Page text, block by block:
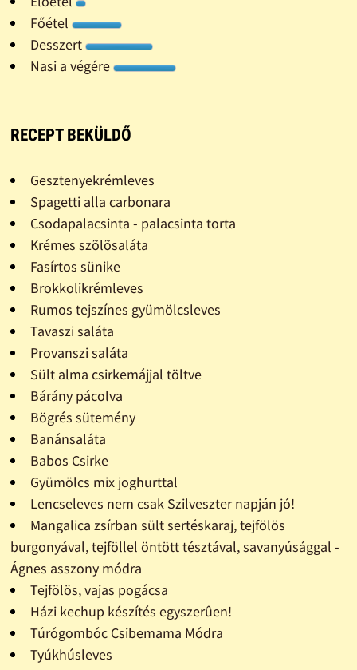
Főétel
Desszert
Nasi a végére
RECEPT BEKÜLDŐ
Gesztenyekrémleves
Spagetti alla carbonara
Csodapalacsinta - palacsinta torta
Krémes szõlõsaláta
Fasírtos sünike
Brokkolikrémleves
Rumos tejszínes gyümölcsleves
Tavaszi saláta
Provanszi saláta
Sült alma csirkemájjal töltve
Bárány pácolva
Bögrés sütemény
Banánsaláta
Babos Csirke
Gyümölcs mix joghurttal
Lencseleves nem csak Szilveszter napján jó!
Mangalica zsírban sült sertéskaraj, tejfölös
burgonyával, tejföllel öntött tésztával, savanyúsággal -
Ágnes asszony módra
Tejfölös, vajas pogácsa
Házi kechup készítés egyszerûen!
Túrógombóc Csibemama Módra
Tyúkhúsleves